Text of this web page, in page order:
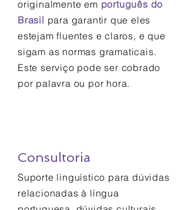
originalmente em português do
Brasil para garantir que eles
estejam fluentes e claros, e que
sigam as normas gramaticais.
Este serviço pode ser cobrado
por palavra ou por hora.
Consultoria
Suporte linguístico para dúvidas
relacionadas à língua